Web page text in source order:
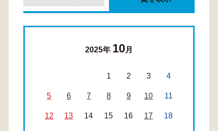
2025年 10月
1 2 3 4
5 6 7 8 9 10 11
12 13 14 15 16 17 18